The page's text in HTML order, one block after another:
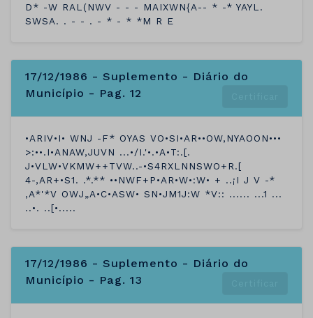
D* -W RAL(NWV - - - MAIXWN{A-- * -* YAYL.
SWSA. . - - . - * - * *M R E
17/12/1986 - Suplemento - Diário do
Município - Pag. 12
•ARIV•I• WNJ -F* OYAS VO•SI•AR••OW,NYAOON•••
>:••.I•ANAW,JUVN ...•/I.'•.•A•T:.[.
J•VLW•VKMW++TVW..-•S4RXLNNSWO+R.[
4-,AR+•S1. .*.** ••NWF+P•AR•W•:W• + ..¡I J V -*
,A*'*V OWJ„A•C•ASW• SN•JM1J:W *V:: ...... ...1 ...
..•. ..[•.....
17/12/1986 - Suplemento - Diário do
Município - Pag. 13